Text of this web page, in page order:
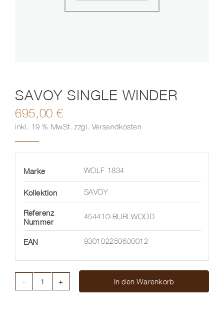
SAVOY SINGLE WINDER
695,00€
inkl. 19 % MwSt. zzgl. Versandkosten
Marke WOLF 1834
Kollektion SAVOY
Referenz
Nummer
454410-BURLWOOD
EAN 930102250600012
In den Warenkorb